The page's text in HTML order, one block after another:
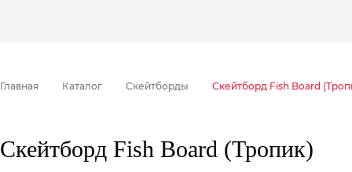
Главная Каталог Скейтборды Скейтборд Fish Board
Скейтборд Fish Board (Тропик)